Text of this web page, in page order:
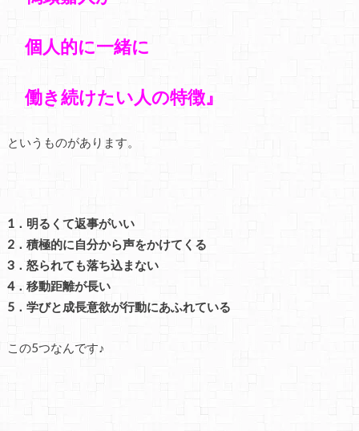
個人的に一緒に
働き続けたい人の特徴』
というものがあります。
1．明るくて返事がいい
2．積極的に自分から声をかけてくる
3．怒られても落ち込まない
4．移動距離が長い
5．学びと成長意欲が行動にあふれている
この5つなんです♪